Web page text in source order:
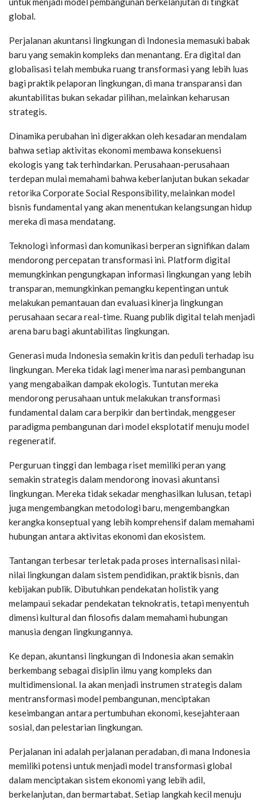
global.
Perjalanan akuntansi lingkungan di Indonesia memasuki babak
baru yang semakin kompleks dan menantang. Era digital dan
globalisasi telah membuka ruang transformasi yang lebih luas
bagi praktik pelaporan lingkungan, di mana transparansi dan
akuntabilitas bukan sekadar pilihan, melainkan keharusan
strategis.
Dinamika perubahan ini digerakkan oleh kesadaran mendalam
bahwa setiap aktivitas ekonomi membawa konsekuensi
ekologis yang tak terhindarkan. Perusahaan-perusahaan
terdepan mulai memahami bahwa keberlanjutan bukan sekadar
retorika Corporate Social Responsibility, melainkan model
bisnis fundamental yang akan menentukan kelangsungan hidup
mereka di masa mendatang.
Teknologi informasi dan komunikasi berperan signifikan dalam
mendorong percepatan transformasi ini. Platform digital
memungkinkan pengungkapan informasi lingkungan yang lebih
transparan, memungkinkan pemangku kepentingan untuk
melakukan pemantauan dan evaluasi kinerja lingkungan
perusahaan secara real-time. Ruang publik digital telah menjadi
arena baru bagi akuntabilitas lingkungan.
Generasi muda Indonesia semakin kritis dan peduli terhadap isu
lingkungan. Mereka tidak lagi menerima narasi pembangunan
yang mengabaikan dampak ekologis. Tuntutan mereka
mendorong perusahaan untuk melakukan transformasi
fundamental dalam cara berpikir dan bertindak, menggeser
paradigma pembangunan dari model eksplotatif menuju model
regeneratif.
Perguruan tinggi dan lembaga riset memiliki peran yang
semakin strategis dalam mendorong inovasi akuntansi
lingkungan. Mereka tidak sekadar menghasilkan lulusan, tetapi
juga mengembangkan metodologi baru, mengembangkan
kerangka konseptual yang lebih komprehensif dalam memahami
hubungan antara aktivitas ekonomi dan ekosistem.
Tantangan terbesar terletak pada proses internalisasi nilai-
nilai lingkungan dalam sistem pendidikan, praktik bisnis, dan
kebijakan publik. Dibutuhkan pendekatan holistik yang
melampaui sekadar pendekatan teknokratis, tetapi menyentuh
dimensi kultural dan filosofis dalam memahami hubungan
manusia dengan lingkungannya.
Ke depan, akuntansi lingkungan di Indonesia akan semakin
berkembang sebagai disiplin ilmu yang kompleks dan
multidimensional. Ia akan menjadi instrumen strategis dalam
mentransformasi model pembangunan, menciptakan
keseimbangan antara pertumbuhan ekonomi, kesejahteraan
sosial, dan pelestarian lingkungan.
Perjalanan ini adalah perjalanan peradaban, di mana Indonesia
memiliki potensi untuk menjadi model transformasi global
dalam menciptakan sistem ekonomi yang lebih adil,
berkelanjutan, dan bermartabat. Setiap langkah kecil menuju